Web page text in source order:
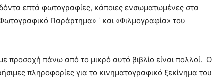
επτά φωτογραφίες, κάποιες ενσωματωμένες στα
Παράρτημα» ˙ και «Φιλμογραφία» του
προσοχή πάνω από το μικρό αυτό βιβλίο είναι πολλοί. Ο
πληροφορίες για το κινηματογραφικό ξεκίνημα του